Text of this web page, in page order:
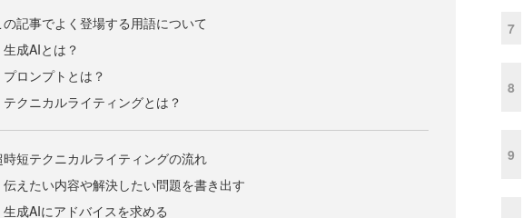
の記事でよく登場する用語について
生成AIとは？
プロンプトとは？
テクニカルライティングとは？
時短テクニカルライティングの流れ
伝えたい内容や解決したい問題を書き出す
生成AIにアドバイスを求める
7
8
9